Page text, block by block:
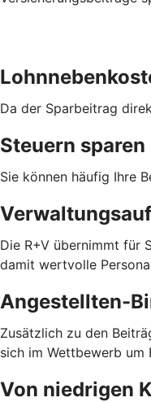
Da der Sparbeitrag
Steuern sparen
Sie können häufig Ihre
Die R+V übernimmt für
damit wertvolle
Angestellten-
Zusätzlich zu den
sich im Wettbewerb
Von niedrigen